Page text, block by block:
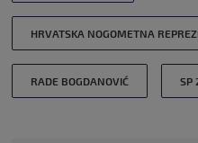
HRVATSKA NOGOMETNA
RADE BOGDANOVIĆ SP